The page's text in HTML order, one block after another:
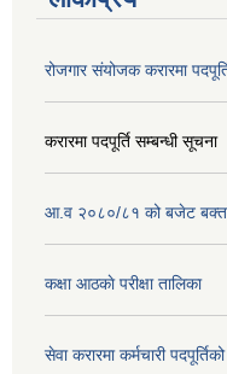
रोजगार संयोजक करारमा
करारमा पदपूर्ति सम्बन्धी सूचना
आ.व २०८०/८१ को बजेट
कक्षा आठकाे परीक्षा तालिका
सेवा करारमा कर्मचारी